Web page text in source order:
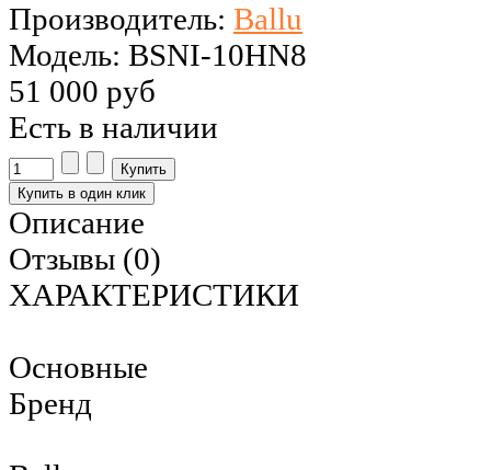
Производитель: Ballu
Модель: BSNI-10HN8
51 000 руб
Есть в наличии
Описание
Отзывы (0)
ХАРАКТЕРИСТИКИ
Основные
Бренд